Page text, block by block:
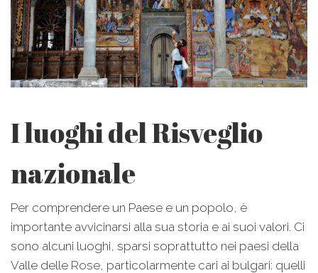
I luoghi del Risveglio
nazionale
Per comprendere un Paese e un popolo, è
importante avvicinarsi alla sua storia e ai suoi valori. Ci
sono alcuni luoghi, sparsi soprattutto nei paesi della
Valle delle Rose, particolarmente cari ai bulgari: quelli